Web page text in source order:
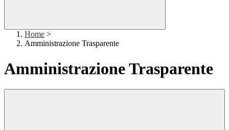
Home >
Amministrazione Trasparente
Amministrazione Trasparente